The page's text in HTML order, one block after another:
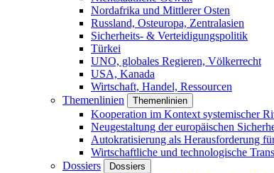
Nordafrika und Mittlerer Osten
Russland, Osteuropa, Zentralasien
Sicherheits- & Verteidigungspolitik
Türkei
UNO, globales Regieren, Völkerrecht
USA, Kanada
Wirtschaft, Handel, Ressourcen
Themenlinien
Themenlinien
Kooperation im Kontext systemischer
Neugestaltung der europäischen
Autokratisierung als Herausforderung
Wirtschaftliche und technologische
Dossiers
Dossiers